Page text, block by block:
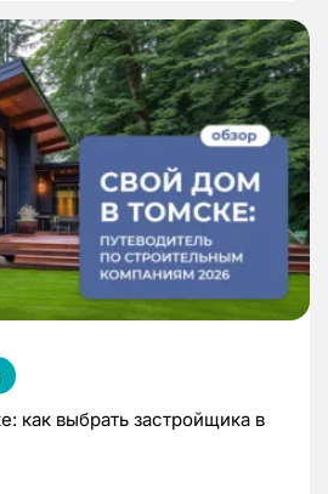
как выбрать застройщика в